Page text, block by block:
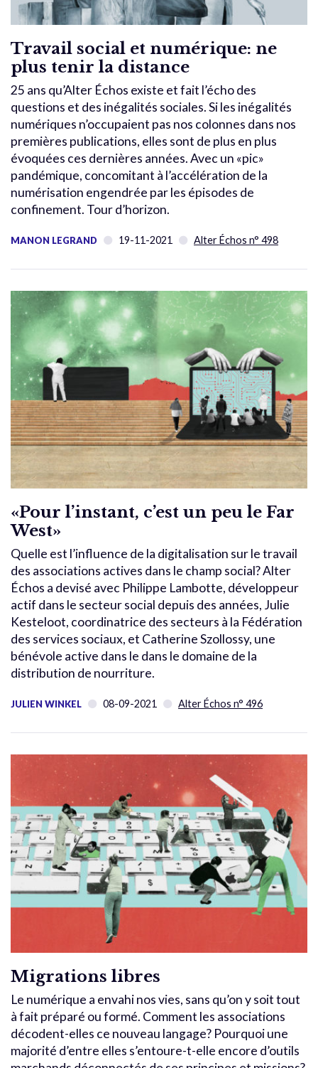
Travail social et numérique: ne
plus tenir la distance
25 ans qu’Alter Échos existe et fait l’écho des
questions et des inégalités sociales. Si les inégalités
numériques n’occupaient pas nos colonnes dans nos
premières publications, elles sont de plus en plus
évoquées ces dernières années. Avec un «pic»
pandémique, concomitant à l’accélération de la
numérisation engendrée par les épisodes de
confinement. Tour d’horizon.
MANON LEGRAND 19-11-2021 Alter Échos n° 498
«Pour l’instant, c’est un peu le Far
West»
Quelle est l’influence de la digitalisation sur le travail
des associations actives dans le champ social? Alter
Échos a devisé avec Philippe Lambotte, développeur
actif dans le secteur social depuis des années, Julie
Kesteloot, coordinatrice des secteurs à la Fédération
des services sociaux, et Catherine Szollossy, une
bénévole active dans le dans le domaine de la
distribution de nourriture.
JULIEN WINKEL 08-09-2021 Alter Échos n° 496
Migrations libres
Le numérique a envahi nos vies, sans qu’on y soit tout
à fait préparé ou formé. Comment les associations
décodent-elles ce nouveau langage? Pourquoi une
majorité d’entre elles s’entoure-t-elle encore d’outils